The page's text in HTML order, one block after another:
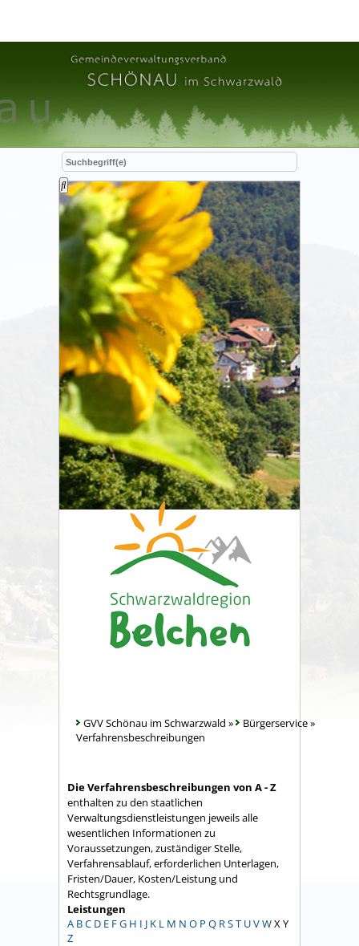
GVV Schönau im Schwarzwald » Bürgerservice»
Verfahrensbeschreibungen
Die Verfahrensbeschreibungen von A - Z
enthalten zu den staatlichen
Verwaltungsdienstleistungen jeweils alle
wesentlichen Informationen zu
Voraussetzungen, zuständiger Stelle,
Verfahrensablauf, erforderlichen Unterlagen,
Fristen/Dauer, Kosten/Leistung und
Rechtsgrundlage.
Leistungen
A BC D E FG H I J K L M N O P Q RST UVWX Y
Z